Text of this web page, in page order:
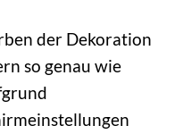
der Dekoration
so genau wie